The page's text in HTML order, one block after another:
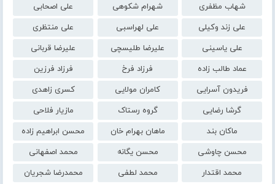
شهاب مظفری
شهرام شکوهی
علی اصحابی
علی زند وکیلی
علی لهراسبی
علی منتظری
علی یاسینی
علیرضا طلیسچی
علیرضا قربانی
عماد طالب زاده
فرزاد فرخ
فرزاد فرزین
فریدون آسرایی
کامران مولایی
کسری زاهدی
گرشا رضایی
گروه رستاک
مازیار فلاحی
ماکان بند
ماهان بهرام خان
محسن ابراهیم زاده
محسن چاوشی
محسن یگانه
محمد اصفهانی
محمد اقتدار
محمد لطفی
محمدرضا شجریان